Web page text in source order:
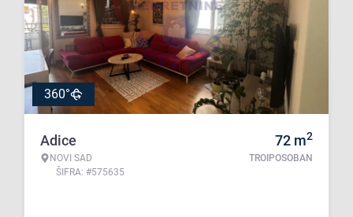
360°
Adice
NOVI SAD
ŠIFRA: #575635
72 m2
TROIPOSOBAN